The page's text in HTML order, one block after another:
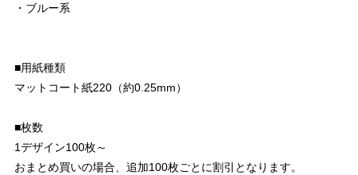
・ブルー系
■用紙種類
マットコート紙220（約0.25mm）
■枚数
1デザイン100枚～
おまとめ買いの場合、追加100枚ごとに割引となります。